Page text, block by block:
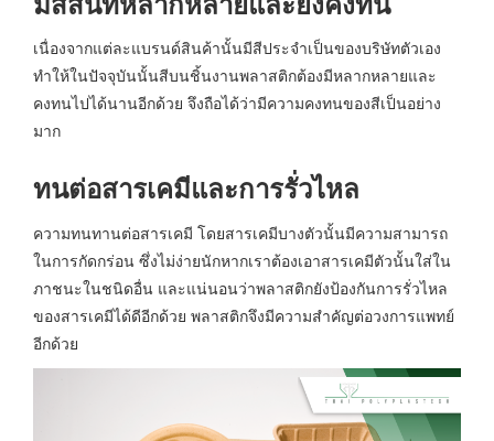
เนื่องจากแต่ละแบรนด์สินค้านั้นมีสีประจำเป็นของบริษัทตัวเอง
ทำให้ในปัจจุบันนั้นสีบนชิ้นงานพลาสติกต้องมีหลากหลายและ
คงทนไปได้นานอีกด้วย จึงถือได้ว่ามีความคงทนของสีเป็นอย่าง
มาก
ทนต่อสารเคมีและการรั่วไหล
ความทนทานต่อสารเคมี โดยสารเคมีบางตัวนั้นมีความสามารถ
ในการกัดกร่อน ซึ่งไม่ง่ายนักหากเราต้องเอาสารเคมีตัวนั้นใส่ใน
ภาชนะในชนิดอื่น และแน่นอนว่าพลาสติกยังป้องกันการรั่วไหล
ของสารเคมีได้ดีอีกด้วย พลาสติกจึงมีความสำคัญต่อวงการแพทย์
อีกด้วย